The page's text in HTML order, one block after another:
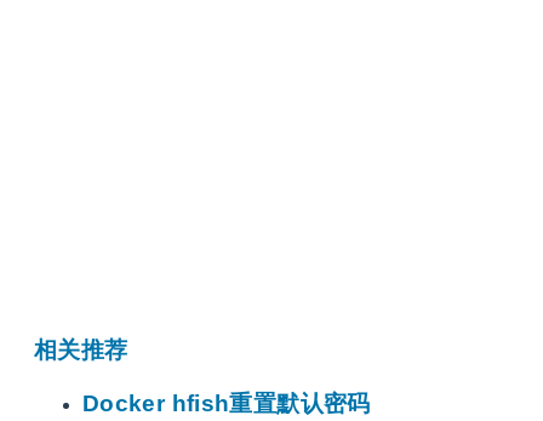
相关推荐
Docker hfish重置默认密码